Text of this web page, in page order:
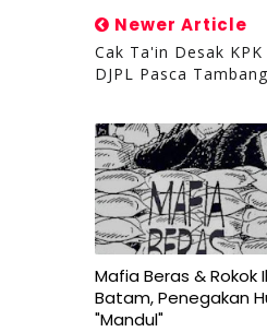
Newer Article
Cak Ta'in Desak
DJPL Pasca
Mafia Beras & Rokok
Batam, Penegakan
"Mandul"